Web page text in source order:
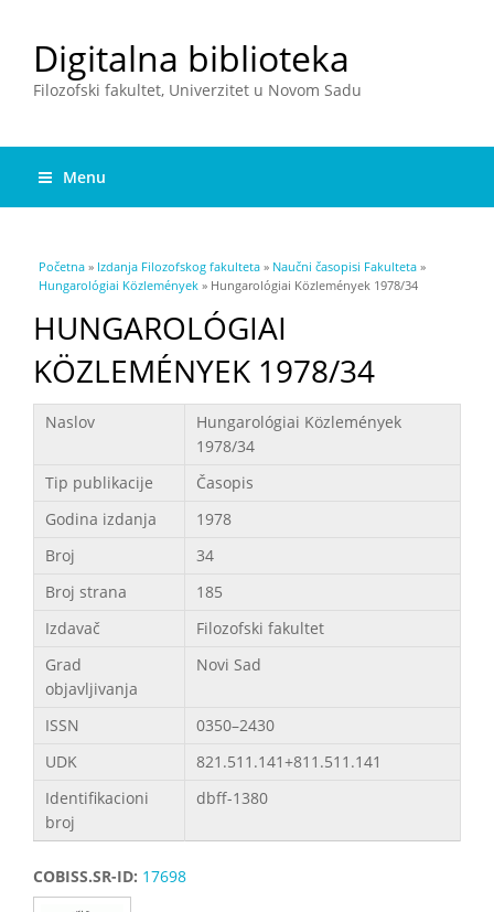
Digitalna biblioteka
Filozofski fakultet, Univerzitet u Novom Sadu
Menu
You are here
Početna » Izdanja Filozofskog fakulteta » Naučni časopisi Fakulteta »
Hungarológiai Közlemények » Hungarológiai Közlemények 1978/34
HUNGAROLÓGIAI
KÖZLEMÉNYEK 1978/34
Podaci
Naslov
Hungarológiai Közlemények
1978/34
Tip publikacije
Časopis
Godina izdanja
1978
Broj
34
Broj strana
185
Izdavač
Filozofski fakultet
Grad
objavljivanja
Novi Sad
ISSN
0350–2430
UDK
821.511.141+811.511.141
Identifikacioni
broj
dbff-1380
COBISS.SR-ID: 17698